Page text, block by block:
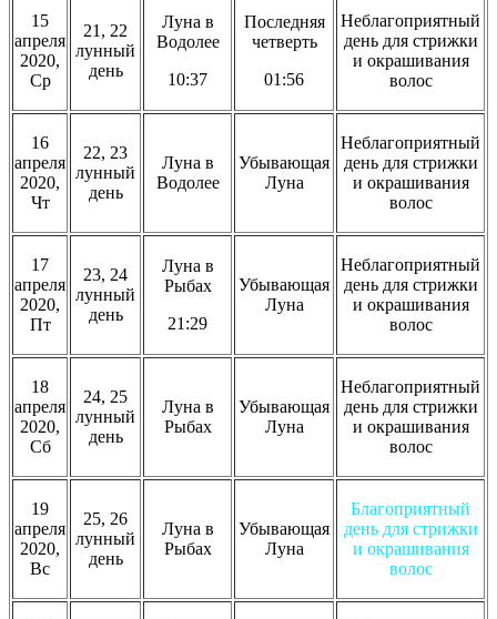
15
апреля
2020,
Ср
21, 22
лунный
день
Луна в
Водолее
10:37
Последняя
четверть
01:56
Неблагоприятный
день для стрижки
и окрашивания
волос
16
апреля
2020,
Чт
22, 23
лунный
день
Луна в
Водолее
Убывающая
Луна
Неблагоприятный
день для стрижки
и окрашивания
волос
17
апреля
2020,
Пт
23, 24
лунный
день
Луна в
Рыбах
21:29
Убывающая
Луна
Неблагоприятный
день для стрижки
и окрашивания
волос
18
апреля
2020,
Сб
24, 25
лунный
день
Луна в
Рыбах
Убывающая
Луна
Неблагоприятный
день для стрижки
и окрашивания
волос
19
апреля
2020,
Вс
25, 26
лунный
день
Луна в
Рыбах
Убывающая
Луна
Благоприятный
день для стрижки
и окрашивания
волос